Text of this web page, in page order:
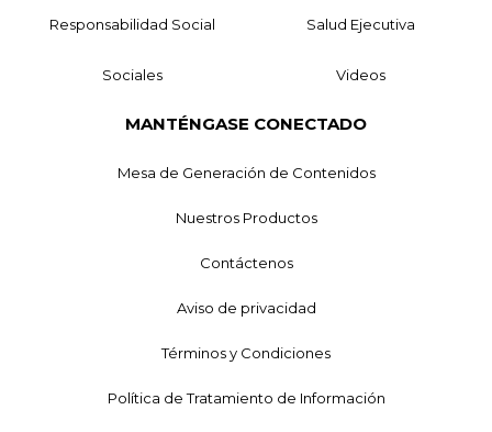
Responsabilidad Social Salud Ejecutiva
Sociales Videos
MANTÉNGASE CONECTADO
Mesa de Generación de Contenidos
Nuestros Productos
Contáctenos
Aviso de privacidad
Términos y Condiciones
Política de Tratamiento de Información